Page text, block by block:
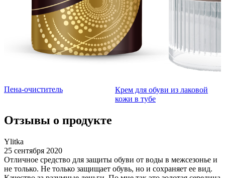
Пена-очиститель
Крем для обуви из лаковой
кожи в тубе
Отзывы о продукте
Ylitka
25 сентября 2020
Отличное средство для защиты обуви от воды в межсезонье и
не только. Не только защищает обувь, но и сохраняет ее вид.